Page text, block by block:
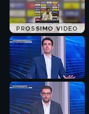
PROSSIMO VIDEO